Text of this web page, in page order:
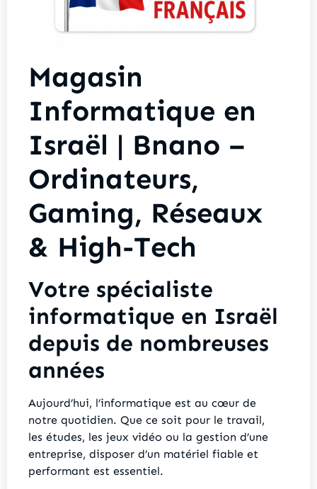
Magasin
Informatique en
Israël | Bnano –
Ordinateurs,
Gaming, Réseaux
& High-Tech
Votre spécialiste
informatique en Israël
depuis de nombreuses
années
Aujourd’hui, l’informatique est au cœur de
notre quotidien. Que ce soit pour le travail,
les études, les jeux vidéo ou la gestion d’une
entreprise, disposer d’un matériel fiable et
performant est essentiel.